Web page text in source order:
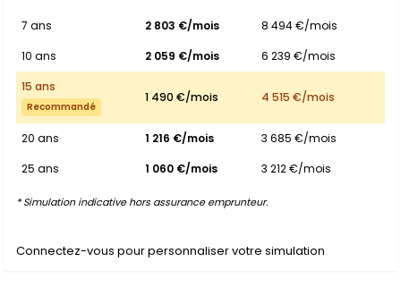
7 ans
2 803 €/mois
8 494 €/mois
10 ans
2 059 €/mois
6 239 €/mois
15 ans
Recommandé
1 490 €/mois 4 515 €/mois
20 ans 1 216 €/mois
3 685 €/mois
25 ans
1 060 €/mois 3 212 €/mois
* Simulation indicative hors assurance emprunteur.
Connectez-vous pour personnaliser votre simulation